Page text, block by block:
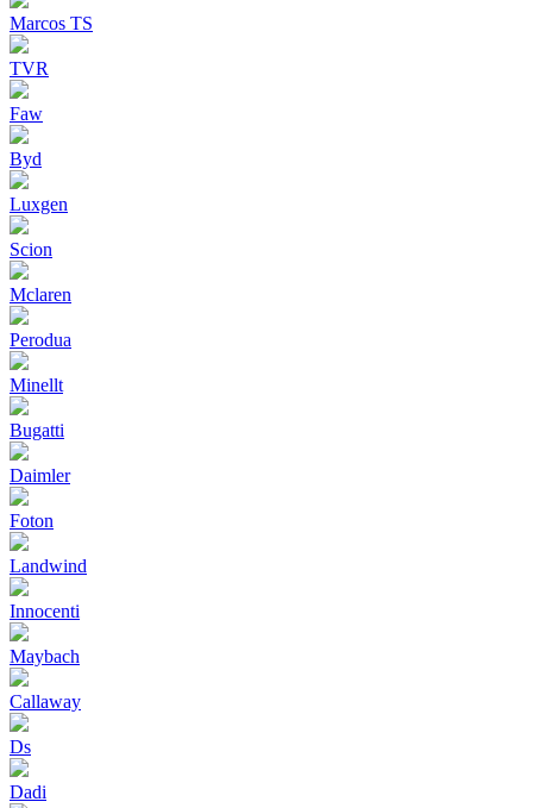
Marcos TS
TVR
Faw
Byd
Luxgen
Scion
Mclaren
Perodua
Minellt
Bugatti
Daimler
Foton
Landwind
Innocenti
Maybach
Callaway
Ds
Dadi